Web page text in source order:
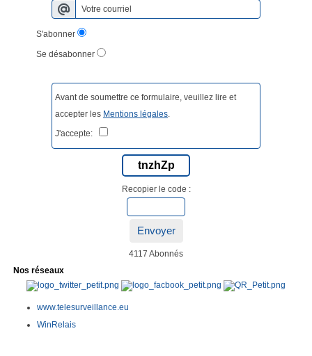
S'abonner
Se désabonner
Avant de soumettre ce formulaire, veuillez lire et
accepter les Mentions légales.
J'accepte:
tnzhZp
Recopier le code :
Envoyer
4117 Abonnés
Nos réseaux
www.telesurveillance.eu
WinRelais